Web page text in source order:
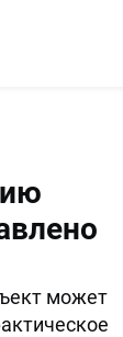
может